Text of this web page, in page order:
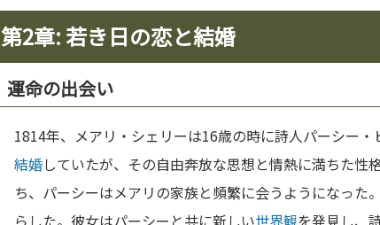
第2章: 若き日の恋と結婚
運命の出会い
1814年、メアリ・シェリーは16歳の時に詩人パーシー
結婚していたが、その自由奔放な思想と情熱に満ちた性
ち、パーシーはメアリの家族と頻繁に会うようになった
らした。彼女はパーシーと共に新しい世界観を発見し、